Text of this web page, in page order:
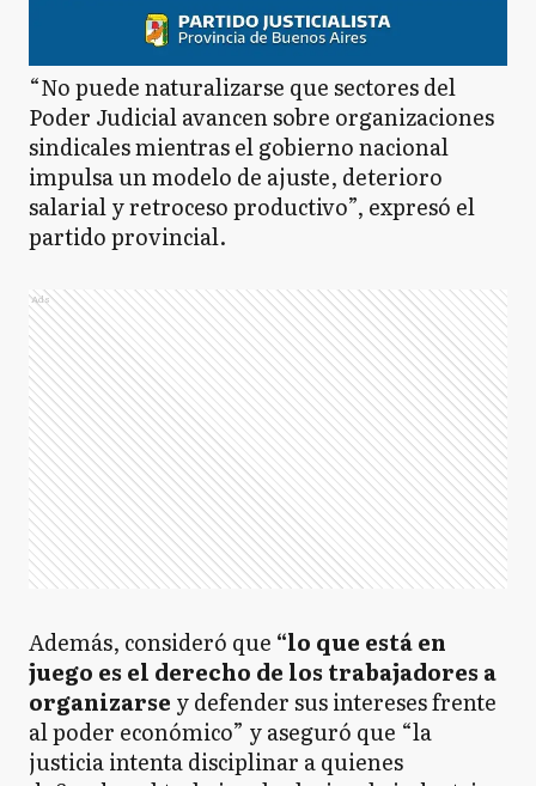
“No puede naturalizarse que sectores del
Poder Judicial avancen sobre organizaciones
sindicales mientras el gobierno nacional
impulsa un modelo de ajuste, deterioro
salarial y retroceso productivo”, expresó el
partido provincial.
Ads
Además, consideró que “lo que está en
juego es el derecho de los trabajadores a
organizarse y defender sus intereses frente
al poder económico” y aseguró que “la
justicia intenta disciplinar a quienes